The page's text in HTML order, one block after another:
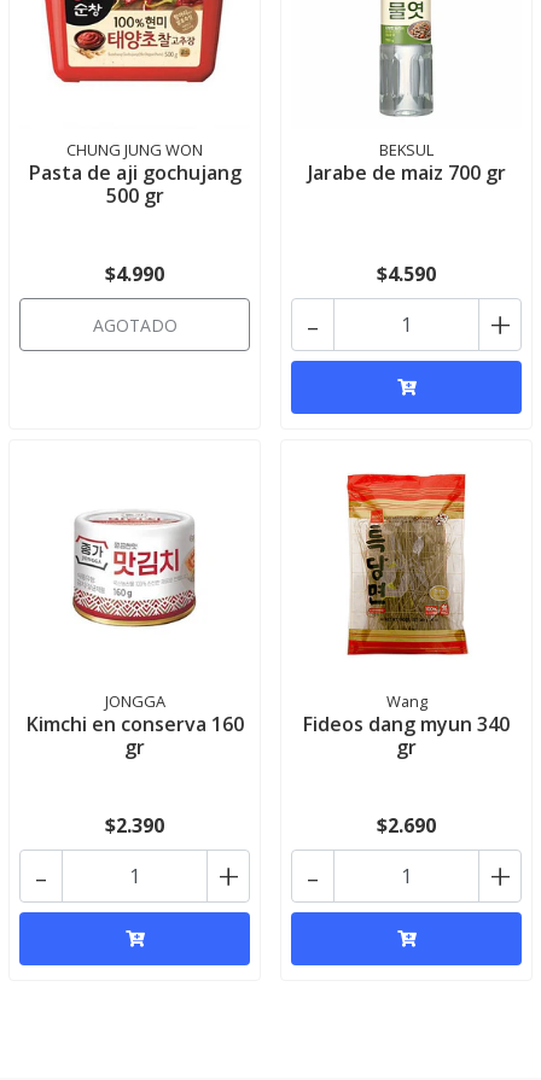
CHUNG JUNG WON
Pasta de aji gochujang
500 gr
$4.990
AGOTADO
BEKSUL
Jarabe de maiz 700 gr
$4.590
+
-
JONGGA
Kimchi en conserva 160
gr
$2.390
+
-
Wang
Fideos dang myun 340
gr
$2.690
+
-